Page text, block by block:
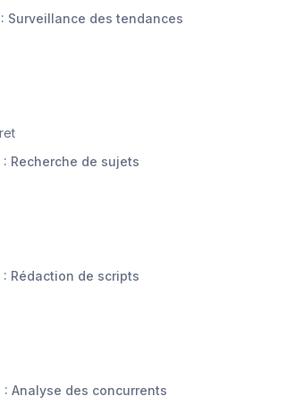
Surveillance des tendances
Recherche de sujets
Rédaction de scripts
Analyse des concurrents